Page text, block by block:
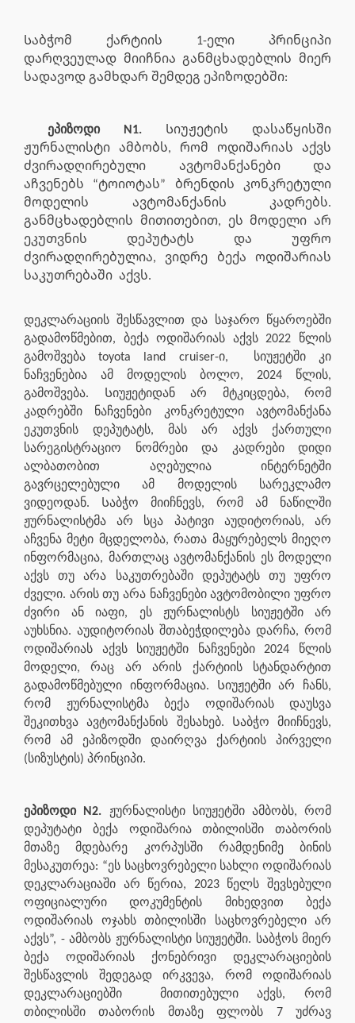
Საბჭომ ქარტიის 1-ელი პრინციპი
დარღვეულად მიიჩნია განმცხადებლის მიერ
სადავოდ გამხდარ შემდეგ ეპიზოდებში:
ეპიზოდი N1.
Სიუჟეტის დასაწყისში
ჟურნალისტი ამბობს, რომ ოდიშარიას აქვს
ძვირადღირებული ავტომანქანები და
აჩვენებს “ტოიოტას” ბრენდის კონკრეტული
მოდელის ავტომანქანის კადრებს.
განმცხადებლის მითითებით, ეს მოდელი არ
ეკუთვნის დეპუტატს და უფრო
ძვირადღირებულია, ვიდრე ბექა ოდიშარიას
საკუთრებაში აქვს.
დეკლარაციის შესწავლით და საჯარო წყაროებში
გადამოწმებით, ბექა ოდიშარიას აქვს 2022 წლის
გამოშვება toyota land cruiser-ი,
სიუჟეტში კი
ნაჩვენებია ამ მოდელის ბოლო, 2024 წლის,
გამოშვება. Სიუჟეტიდან არ მტკიცდება, რომ
კადრებში ნაჩვენები კონკრეტული ავტომანქანა
ეკუთვნის დეპუტატს, მას არ აქვს ქართული
სარეგისტრაციო ნომრები და კადრები დიდი
ალბათობით აღებულია ინტერნეტში
გავრცელებული ამ მოდელის სარეკლამო
ვიდეოდან. Საბჭო მიიჩნევს, რომ ამ ნაწილში
ჟურნალისტმა არ სცა პატივი აუდიტორიას, არ
აჩვენა მეტი მცდელობა, რათა მაყურებელს მიეღო
ინფორმაცია, მართლაც ავტომანქანის ეს მოდელი
აქვს თუ არა საკუთრებაში დეპუტატს თუ უფრო
ძველი. არის თუ არა ნაჩვენები ავტომობილი უფრო
ძვირი ან იაფი, ეს ჟურნალისტს სიუჟეტში არ
აუხსნია. აუდიტორიას შთაბეჭდილება დარჩა, რომ
ოდიშარიას აქვს სიუჟეტში ნაჩვენები 2024 წლის
მოდელი, რაც არ არის ქარტიის სტანდარტით
გადამოწმებული ინფორმაცია. Სიუჟეტში არ ჩანს,
რომ ჟურნალისტმა ბექა ოდიშარიას დაუსვა
შეკითხვა ავტომანქანის შესახებ. Საბჭო მიიჩნევს,
რომ ამ ეპიზოდში დაირღვა ქარტიის პირველი
(სიზუსტის) პრინციპი.
ეპიზოდი N2.
ჟურნალისტი სიუჟეტში ამბობს, რომ
დეპუტატი ბექა ოდიშარია თბილისში თაბორის
მთაზე მდებარე კორპუსში რამდენიმე ბინის
მესაკუთრეა: “ეს საცხოვრებელი სახლი ოდიშარიას
დეკლარაციაში არ წერია, 2023 წელს შევსებული
ოფიციალური დოკუმენტის მიხედვით ბექა
ოდიშარიას ოჯახს თბილისში საცხოვრებელი არ
აქვს”, - ამბობს ჟურნალისტი სიუჟეტში. საბჭოს მიერ
ბექა ოდიშარიას ქონებრივი დეკლარაციების
შესწავლის შედეგად ირკვევა, რომ ოდიშარიას
დეკლარაციებში
მითითებული აქვს, რომ
თბილისში თაბორის მთაზე ფლობს 7 უძრავ